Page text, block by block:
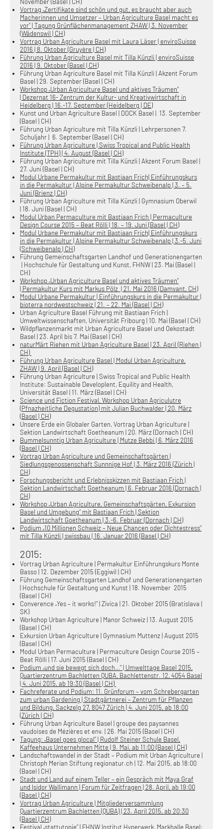
November (Basel | CH)
Vortrag „Zertifikate sind schön und gut, es braucht aber auch
Macherinnen und Umsetzer – Urban Agriculture Basel macht es
vor“ | Tagung Grünflächenmanagement ZHAW | 3. November
(Wädenswil | CH)
Vortrag Urban Agriculture Basel mit Laura Läser | enviroSuisse
2016 | 8. Oktober (Gruyère | CH)
Führung Urban Agriculture Basel mit Tilla Künzli | enviroSuisse
2016 | 9. Oktober (Basel | CH)
Führung Urban Agriculture Basel mit Tilla Künzli | Akzent Forum
Basel | 29. September (Basel | CH)
Workshop „Urban Agriculture Basel und aktives Träumen“
| Dezernat 16- Zentrum der Kultur- und Kreativwirtschaft in
Heidelberg | 16.-17. September (Heidelberg | DE)
Kunst und Urban Agriculture Basel | DOCK Basel | 13. September
(Basel | CH)
Führung Urban Agriculture mit Tilla Künzli | Lehrpersonen 7.
Schuljahr | 6. September (Basel | CH)
Führung Urban Agriculture | Swiss Tropical and Public Health
Institute (TPH) | 4. August (Basel | CH)
Führung Urban Agriculture mit Tilla Künzli | Akzent Forum Basel |
27. Juni (Basel | CH)
Modul Urbane Permakultur mit Bastiaan Frich| Einführungskurs
in die Permakultur | Alpine Permakultur Schweibenalp | 3. – 5.
Juni (Brienz | CH)
Führung Urban Agriculture mit Tilla Künzli | Gymnasium Oberwil
| 18. Juni (Basel | CH)
Modul Urban Permaculture mit Bastiaan Frich | Permaculture
Design Course 2015 – Beat Rölli | 18. – 19. Juni (Basel | CH)
Modul Urbane Permakultur mit Bastiaan Frich| Einführungskurs
in die Permakultur | Alpine Permakultur Schweibenalp | 3.-5. Juni
(Schweibenalp | CH)
Führung Gemeinschaftsgarten Landhof und Generationengarten
| Hochschule für Gestaltung und Kunst, FHNW | 23. Mai (Basel |
CH)
Workshop „Urban Agriculture Basel und aktives Träumen“
| Permakultur Kurs mit Markus Pölz | 21. Mai 2016 (Damvant, CH)
Modul Urbane Permakultur | Einführungskurs in die Permakultur |
bioterra nordwestschweiz | 21. – 22. Mai (Basel | CH)
Urban Agriculture Basel Führung mit Bastiaan Frich |
Umweltwissenschaften, Universität Fribourg | 10. Mai (Basel | CH)
Wildpflanzenmarkt mit Urban Agriculture Basel und Oekostadt
Basel | 23. April bis 7. Mai (Basel | CH)
naturMärt Riehen mit Urban Agriculture Basel | 23. April (Riehen |
CH)
Führung Urban Agriculture Basel | Modul Urban Agriculture,
ZHAW | 9. April (Basel | CH)
Führung Urban Agriculture | Swiss Tropical and Public Health
Institute: Sustainable Developlent, Equility and Health,
Universität Basel | 11. März (Basel | CH)
Science und Fiction Festival, Workshop Urban Agriculutre
(Pfnazheitliche Degustation) mit Julian Buchwalder | 20. März
(Basel | CH)
Unsere Erde ein Globaler Garten, Vortrag Urban Agriculture |
Sektion Landwirtschaft Goetheanum | 20. März (Dornach | CH)
Bummelsunntig Urban Agriculture | Mutze Bebbi | 6. März 2016
(Basel | CH)
Vortrag Urban Agriculture und Gemeinschaftsgärten |
Siedlungsgenossenschaft Sunnnige Hof | 3. März 2016 (Zürich |
CH)
Forschungsbericht und Erlebnisskizzen mit Bastiaan Frich |
Sektion Landwirtschaft Goetheanum | 6. Februar 2016 (Dornach |
CH)
Workshop „Urban Agriculture, Gemeinschaftsgärten, Exkursion
Basel und Umgebung“ mit Bastiaan Frich | Sektion
Landwirtschaft Goetheanum | 3.-6. Februar (Dornach | CH)
Podium „10 Millionen Schweiz – Neue Chancen oder Dichtestress“
mit Tilla Künzli | swissbau | 16. Januar 2016 (Basel | CH)
2015:
Vortrag Urban Agriculture | Permakultur Einführungskurs Monte
Basso | 12. Dezember 2015 (Eggiwil | CH)
Führung Gemeinschaftsgarten Landhof und Generationengarten
| Hochschule für Gestaltung und Kunst | 18. November 2015
(Basel | CH)
Converence „Yes – it works!“ | Zivica | 21. Oktober 2015 (Bratislava |
SK)
Workshop Urban Agriculture | Manor Schweiz | 13. August 2015
(Basel | CH)
Exkursion Urban Agriculture | Gymnasium Muttenz | August 2015
(Basel | CH)
Modul Urban Permaculture | Permaculture Design Course 2015 –
Beat Rölli | 17. Juni 2015 (Basel | CH)
Podium „und sie bewegt sich doch…“ | Umwelttage Basel 2015,
Quartierzentrum Bachletten QUBA, Bachlettenstr. 12, 4054 Basel
| 4. Juni 2015, ab 19:30 (Basel | CH)
Fachreferate und Podium: 11. Grünforum – vom Schrebergarten
zum urban Gardening | Stadtgärtnerei – Zentrum für Pflanzen
und Bildung, Sackzelg 27, 8047 Zürich | 4. Juni 2015, ab 18:00
(Zürich | CH)
Führung Urban Agriculture Basel | groupe des paysannes
vaudoises de Mézières et env. | 26. Mai 2015 (Basel | CH)
Tagung: „Basel goes glocal“ | Rudolf Steiner Schule Basel,
Kaffeehaus Unternehmen Mitte | 9. Mai, ab 11:00 (Basel | CH)
Landschaftswandel in der Stadt – Podium mit Urban Agriculture |
Christoph Merian Stiftung regionatur.ch | 12. Mai 2015, ab 18:00
(Basel | CH)
Stadt und Land auf einem Teller – ein Gespräch mit Maya Graf
und Isidor Wallimann | Forum für Zeitfragen | 28. April, ab 19:00
(Basel | CH)
Vortrag Urban Agriculture | Mitgliederversammlung
Quartierzentrum Bachletten (QUBA) | 23. April 2015, ab 20:30
(Basel | CH)
Festival „stattutopie“ | FHNW Institut Hyperwerk, Markhalle Basel;